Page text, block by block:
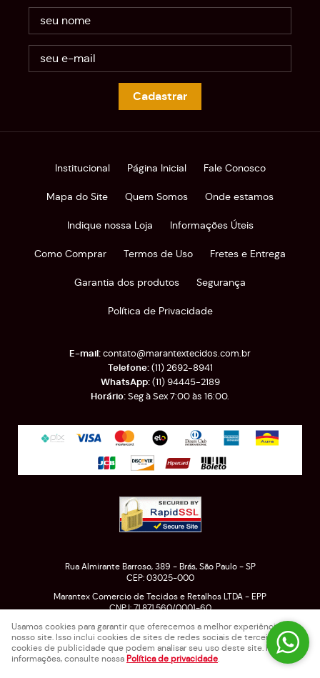
Cadastrar
Institucional Página Inicial Fale Conosco
Mapa do Site Quem Somos Onde estamos
Indique nossa Loja Informações Úteis
Como Comprar Termos de Uso Fretes e Entrega
Garantia dos produtos Segurança
Política de Privacidade
(11)2692-8941
(11)94445-2189
Seg à Sex 7:00 às 16:00.
contato@marantextecidos.com.br
Rua Almirante Barroso, 389 - Brás, São Paulo- SP
CEP: 03025-000
Marantex Comercio de Tecidos e Retalhos LTDA - EPP
CNPJ: 71.871.560/0001-60
LOJA VIRTUAL CRIADA POR
Usamos cookies para garantir que oferecemos a melhor experiência em
nosso site. Isso inclui cookies de sites de redes sociais de terceiros e
cookies de publicidade que podem analisar seu uso deste site. Para mais
informações, consulte nossa Política de privacidade.